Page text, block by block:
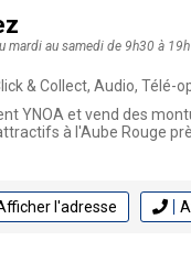
mardi au samedi de 9h30 à
Collect, Audio, Télé-
YNOA et vend des
à l'Aube Rouge
l'adresse